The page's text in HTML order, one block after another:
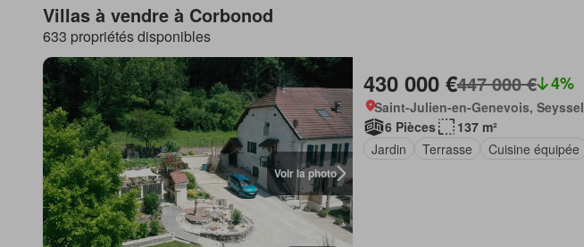
Villas à vendre à Corbonod
633 propriétés disponibles
Voir la photo
430 000 €447 000 € 4%
Saint-Julien-en-Genevois, Seyssel
6 Pièces
137 m²
Jardin
Terrasse Cuisine équipée